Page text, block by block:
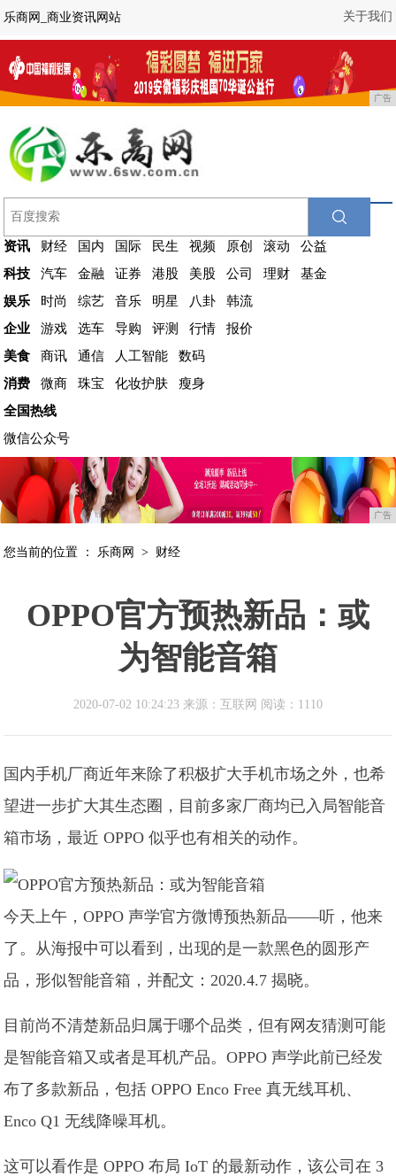
关于我们
乐商网_商业资讯网站
广告
资讯 财经 国内 国际 民生 视频 原创 滚动
公益
科技
汽车 金融 证券 港股 美股 公司 理财
基金
娱乐
时尚 综艺 音乐 明星 八卦
韩流
企业
游戏 选车 导购 评测 行情
报价
美食
商讯 通信 人工智能
数码
消费
微商 珠宝 化妆护肤
瘦身
全国热线
微信公众号
广告
您当前的位置 ： 乐商网 > 财经
OPPO官方预热新品：或
为智能音箱
2020-07-02 10:24:23 来源：互联网 阅读：1110
国内手机厂商近年来除了积极扩大手机市场之外，也希
望进一步扩大其生态圈，目前多家厂商均已入局智能音
箱市场，最近 OPPO 似乎也有相关的动作。
今天上午，OPPO 声学官方微博预热新品——听，他来
了。从海报中可以看到，出现的是一款黑色的圆形产
品，形似智能音箱，并配文：2020.4.7 揭晓。
目前尚不清楚新品归属于哪个品类，但有网友猜测可能
是智能音箱又或者是耳机产品。OPPO 声学此前已经发
布了多款新品，包括 OPPO Enco Free 真无线耳机、
Enco Q1 无线降噪耳机。
这可以看作是 OPPO 布局 IoT 的最新动作，该公司在 3